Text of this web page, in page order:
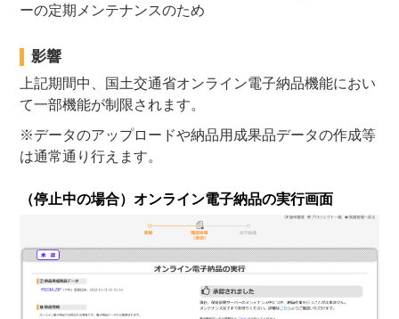
ーの定期メンテナンスのため
影響
上記期間中、国土交通省オンライン電子納品機能におい
て一部機能が制限されます。
※データのアップロードや納品用成果品データの作成等
は通常通り行えます。
（停止中の場合）オンライン電子納品の実行画面